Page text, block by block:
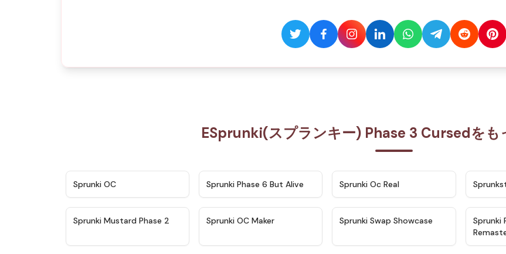
ESprunki(スプランキー) Phase 3 Cursedをも
Sprunki OC ★ 4.9
Sprunki Phase 6 But Alive Sprunki Oc Real
★ 4.4
Sprunki Mustard Phase 2 Sprunki OC Maker ★ 4.6
Sprunki Swap Showcase
Sprunki